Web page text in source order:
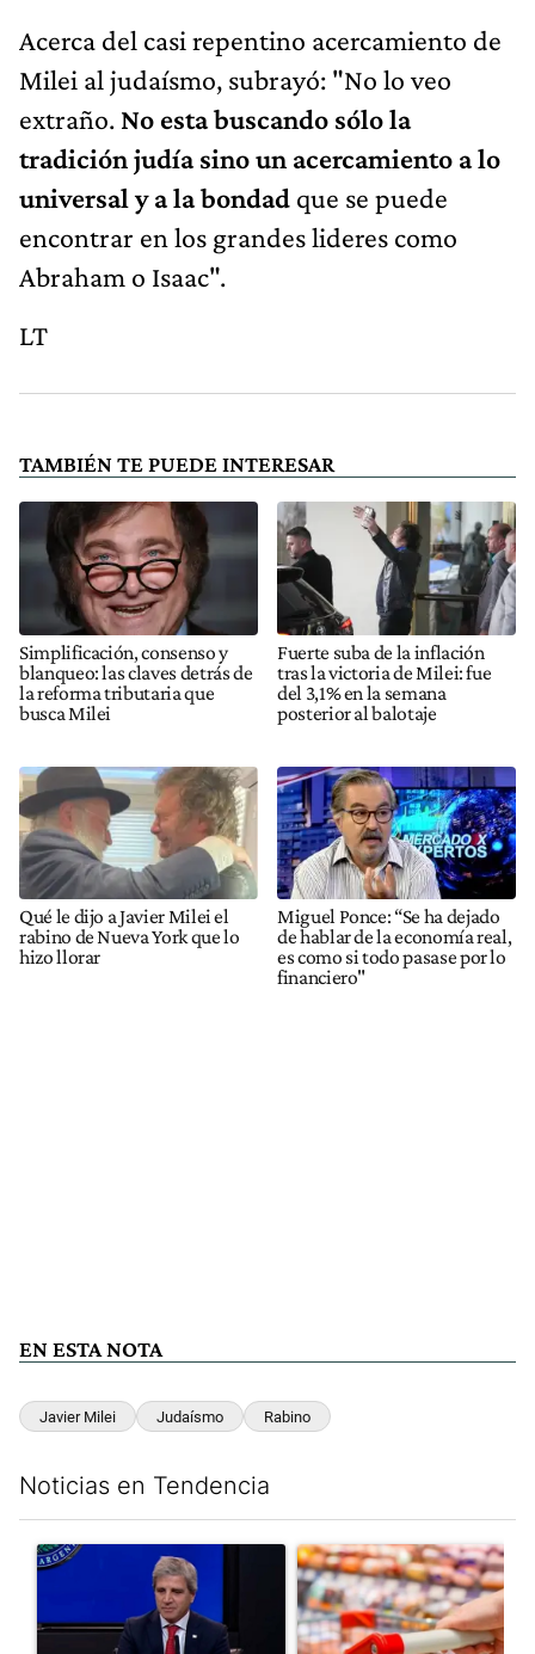
Acerca del casi repentino acercamiento de
Milei al judaísmo, subrayó: "No lo veo
extraño. No esta buscando sólo la
tradición judía sino un acercamiento a lo
universal y a la bondad que se puede
encontrar en los grandes lideres como
Abraham o Isaac".
LT
TAMBIÉN TE PUEDE INTERESAR
Simplificación, consenso y
blanqueo: las claves detrás de
la reforma tributaria que
busca Milei
Fuerte suba de la inflación
tras la victoria de Milei: fue
del 3,1% en la semana
posterior al balotaje
Qué le dijo a Javier Milei el
rabino de Nueva York que lo
hizo llorar
Miguel Ponce: “Se ha dejado
de hablar de la economía real,
es como si todo pasase por lo
financiero"
EN ESTA NOTA
Javier Milei Judaísmo Rabino
Noticias en Tendencia
Un artículo de tendencia con el título "Luis Caputo aclaró sus
Un artículo de tendencia con